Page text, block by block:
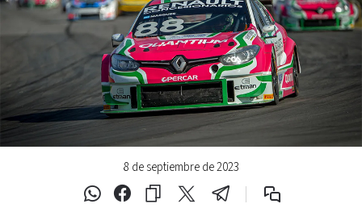
8 de septiembre de 2023